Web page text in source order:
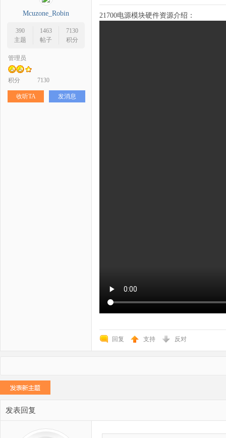
Mcuzone_Robin
390
主题
1463
帖子
7130
积分
管理员
积分 7130
收听TA 发消息
21700电源模块硬件资源介绍：
回复 支持 反对
发表回复